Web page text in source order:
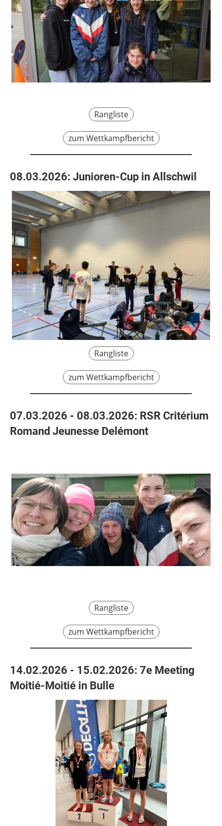
Rangliste
zum Wettkampfbericht
08.03.2026: Junioren-Cup in Allschwil
Rangliste
zum Wettkampfbericht
07.03.2026 - 08.03.2026: RSR Critérium
Romand Jeunesse Delémont
Rangliste
zum Wettkampfbericht
14.02.2026 - 15.02.2026: 7e Meeting
Moitié-Moitié in Bulle